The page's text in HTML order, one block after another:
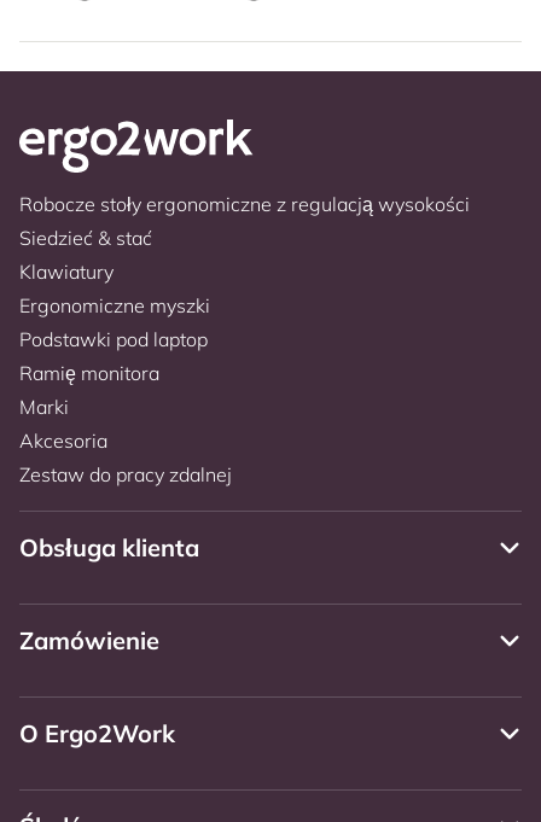
Robocze stoły ergonomiczne z regulacją wysokości
Siedzieć & stać
Klawiatury
Ergonomiczne myszki
Podstawki pod laptop
Ramię monitora
Marki
Akcesoria
Zestaw do pracy zdalnej
Obsługa klienta
Zamówienie
O Ergo2Work